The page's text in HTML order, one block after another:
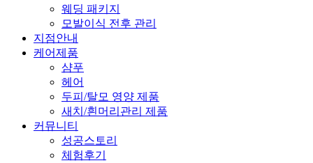
웨딩 패키지
모발이식 전후 관리
지점안내
케어제품
샴푸
헤어
두피/탈모 영양 제품
새치/흰머리관리 제품
커뮤니티
성공스토리
체험후기